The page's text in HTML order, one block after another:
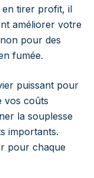
en tirer profit, il
améliorer votre
pour des
fumée.
puissant pour
vos coûts
la souplesse
importants.
pour chaque